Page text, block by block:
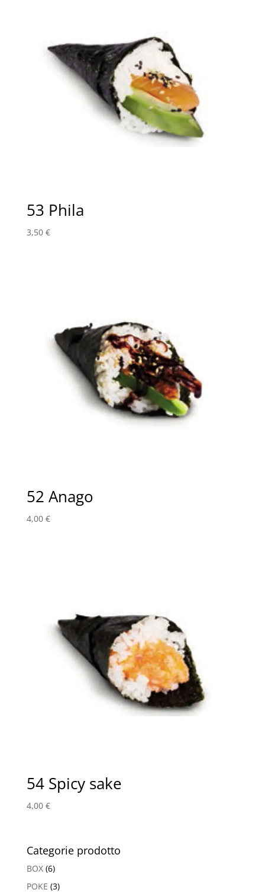
53 Phila
3,50 €
52 Anago
4,00 €
54 Spicy sake
4,00 €
Categorie prodotto
BOX (6)
POKE (3)